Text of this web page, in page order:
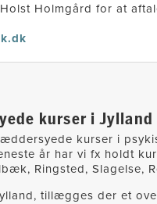
Holmgård for at
kurser i
kurser i
år har vi fx holdt
Ringsted, Slagelse,
tillægges der et